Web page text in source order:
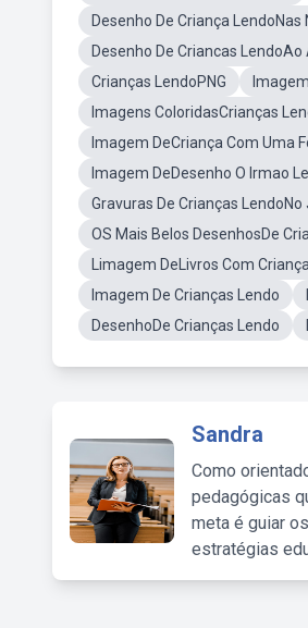
Desenho De Criança
Desenho De Criancas LendoAo
Crianças LendoPNG
Imagens ColoridasCrianças
Imagem DeCriança Com Uma
Imagem DeDesenho O Irmao
Gravuras De Crianças
OS Mais Belos DesenhosDe
Limagem DeLivros Com
Imagem De Crianças Lendo
DesenhoDe Crianças Lendo
Sandra
Como
pedagógicas
meta é guiar
estratégias